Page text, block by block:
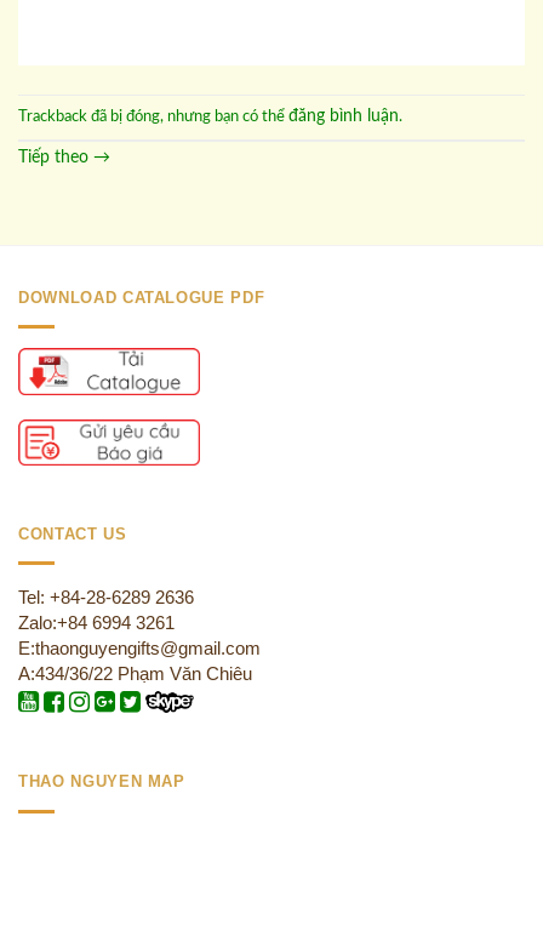
Trackback đã bị đóng, nhưng bạn có thể đăng bình luận.
Tiếp theo →
DOWNLOAD CATALOGUE PDF
CONTACT US
Tel: +84-28-6289 2636
Zalo:+84 6994 3261
E:thaonguyengifts@gmail.com
A:434/36/22 Phạm Văn Chiêu
THAO NGUYEN MAP